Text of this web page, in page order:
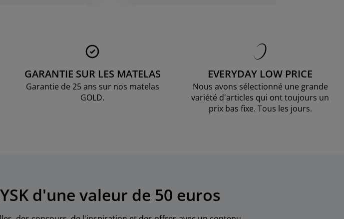
GARANTIE SUR LES MATELAS
Garantie de 25 ans sur nos matelas
GOLD.
EVERYDAY LOW PRICE
Nous avons sélectionné une grande
variété d'articles qui ont toujours un
prix bas fixe. Tous les jours.
d'une valeur de 50 euros